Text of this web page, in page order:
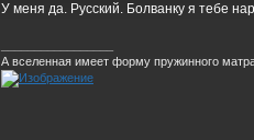
У меня да. Русский. Болванку я тебе
А вселенная имеет форму пружинного